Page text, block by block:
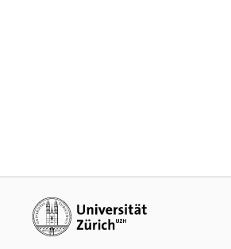
Weiterführende Links